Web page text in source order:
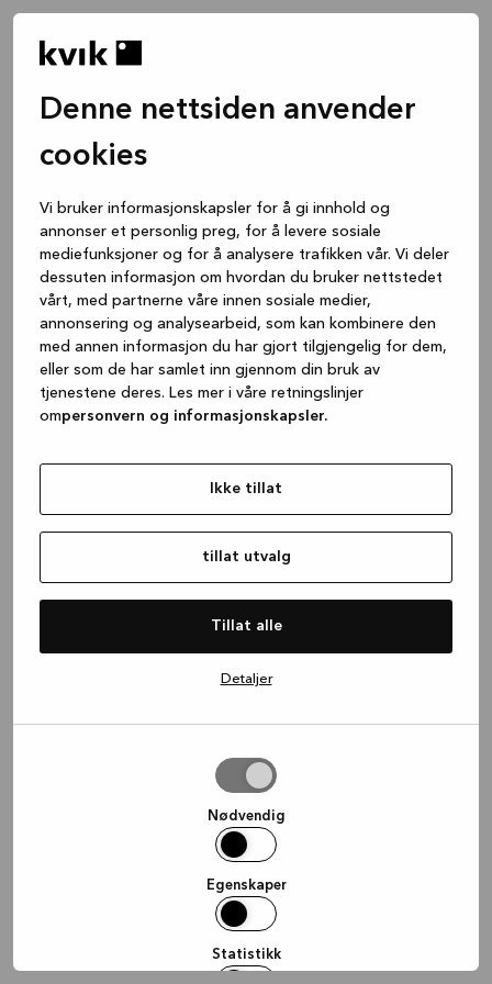
Denne nettsiden anvender
cookies
Vi bruker informasjonskapsler for å gi innhold og
annonser et personlig preg, for å levere sosiale
mediefunksjoner og for å analysere trafikken vår. Vi deler
dessuten informasjon om hvordan du bruker nettstedet
vårt, med partnerne våre innen sosiale medier,
annonsering og analysearbeid, som kan kombinere den
med annen informasjon du har gjort tilgjengelig for dem,
eller som de har samlet inn gjennom din bruk av
tjenestene deres. Les mer i våre retningslinjer
ompersonvern og informasjonskapsler.
Ikke tillat
tillat utvalg
Tillat alle
Detaljer
Nødvendig
Egenskaper
Statistikk
(see the browser console for more
information).